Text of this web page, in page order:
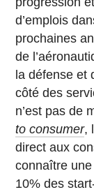
d’emplois
prochaines
de
la défense et
côté des
n’est pas de
to consumer,
direct aux
connaître
10% des